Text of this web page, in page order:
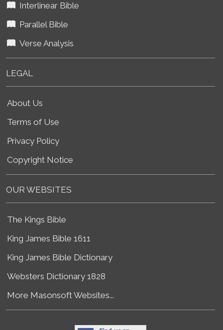
Interlinear Bible
Parallel Bible
Verse Analysis
LEGAL
About Us
Terms of Use
Privacy Policy
Copyright Notice
OUR WEBSITES
The Kings Bible
King James Bible 1611
King James Bible Dictionary
Websters Dictionary 1828
More Masonsoft Websites...